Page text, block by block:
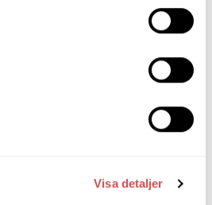
Visa detaljer